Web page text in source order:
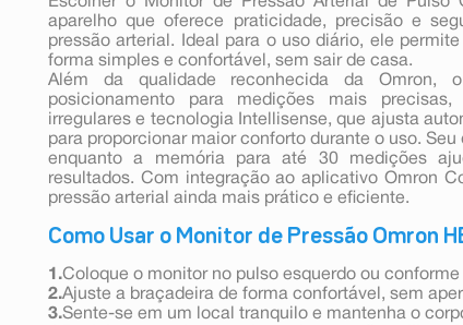
aparelho que oferece praticidade, precisão e
pressão arterial. Ideal para o uso diário, ele
forma simples e confortável, sem sair de casa.
Além da qualidade reconhecida da Omron,
posicionamento para medições mais
irregulares e tecnologia Intellisense, que ajusta
para proporcionar maior conforto durante o uso.
enquanto a memória para até 30 medições
resultados. Com integração ao aplicativo Omron
pressão arterial ainda mais prático e eficiente.
Como Usar o Monitor de Pressão Omron
1.Coloque o monitor no pulso esquerdo ou
2.Ajuste a braçadeira de forma confortável, sem
3.Sente-se em um local tranquilo e mantenha o